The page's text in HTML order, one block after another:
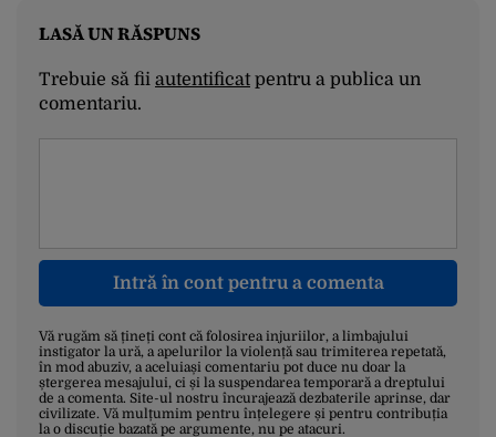
LASĂ UN RĂSPUNS
Trebuie să fii autentificatpentru a publica un
comentariu.
Intră în cont pentru a comenta
Vă rugăm să țineți cont că folosirea injuriilor, a limbajului
instigator la ură, a apelurilor la violență sau trimiterea repetată,
în mod abuziv, a aceluiași comentariu pot duce nu doar la
ștergerea mesajului, ci și la suspendarea temporară a dreptului
de a comenta. Site-ul nostru încurajează dezbaterile aprinse, dar
civilizate. Vă mulțumim pentru înțelegere și pentru contribuția
la o discuție bazată pe argumente, nu pe atacuri.